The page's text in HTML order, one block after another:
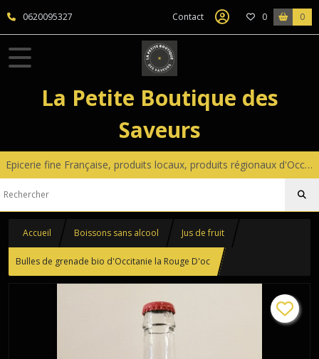
0620095327 Contact 0 0
La Petite Boutique des
Saveurs
Epicerie fine Française, produits locaux, produits régionaux d'Occitanie, coffrets gourmands sur mesure, petite décoration
Accueil Boissons sans alcool Jus de fruit
Bulles de grenade bio d'Occitanie la Rouge D'oc